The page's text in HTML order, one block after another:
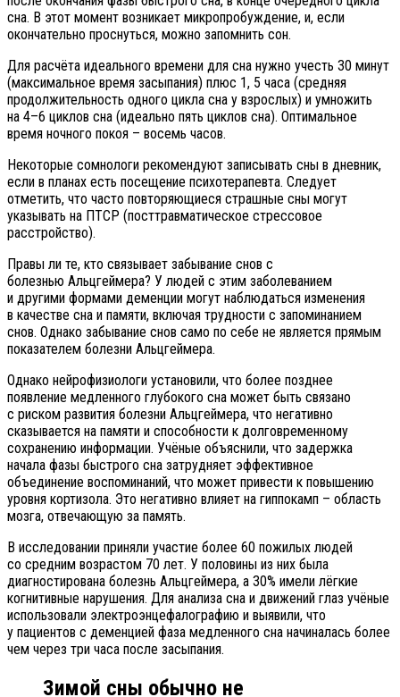
сна. В этот момент возникает микропробуждение, и, если
окончательно проснуться, можно запомнить сон.
Для расчёта идеального времени для сна нужно учесть 30 минут
(максимальное время засыпания) плюс 1, 5 часа (средняя
продолжительность одного цикла сна у взрослых) и умножить
на 4–6 циклов сна (идеально пять циклов сна). Оптимальное
время ночного покоя – восемь часов.
Некоторые сомнологи рекомендуют записывать сны в дневник,
если в планах есть посещение психотерапевта. Следует
отметить, что часто повторяющиеся страшные сны могут
указывать на ПТСР (посттравматическое стрессовое
расстройство).
Правы ли те, кто связывает забывание снов с
болезнью Альцгеймера? У людей с этим заболеванием
и другими формами деменции могут наблюдаться изменения
в качестве сна и памяти, включая трудности с запоминанием
снов. Однако забывание снов само по себе не является прямым
показателем болезни Альцгеймера.
Однако нейрофизиологи установили, что более позднее
появление медленного глубокого сна может быть связано
с риском развития болезни Альцгеймера, что негативно
сказывается на памяти и способности к долговременному
сохранению информации. Учёные объяснили, что задержка
начала фазы быстрого сна затрудняет эффективное
объединение воспоминаний, что может привести к повышению
уровня кортизола. Это негативно влияет на гиппокамп – область
мозга, отвечающую за память.
В исследовании приняли участие более 60 пожилых людей
со средним возрастом 70 лет. У половины из них была
диагностирована болезнь Альцгеймера, а 30% имели лёгкие
когнитивные нарушения. Для анализа сна и движений глаз учёные
использовали электроэнцефалографию и выявили, что
у пациентов с деменцией фаза медленного сна начиналась более
чем через три часа после засыпания.
Зимой сны обычно не